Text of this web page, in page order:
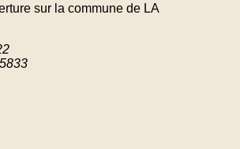
sur la commune de LA